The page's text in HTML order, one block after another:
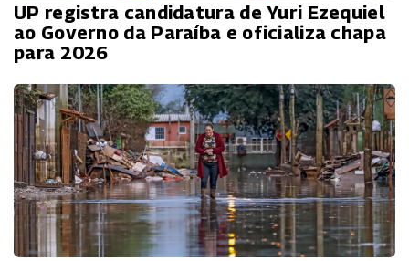
UP registra candidatura de Yuri Ezequiel
ao Governo da Paraíba e oficializa chapa
para 2026